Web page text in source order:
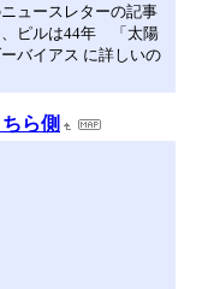
ュースレターの記事
、ピルは44年 「太陽
バイアス に詳しいの
ら側